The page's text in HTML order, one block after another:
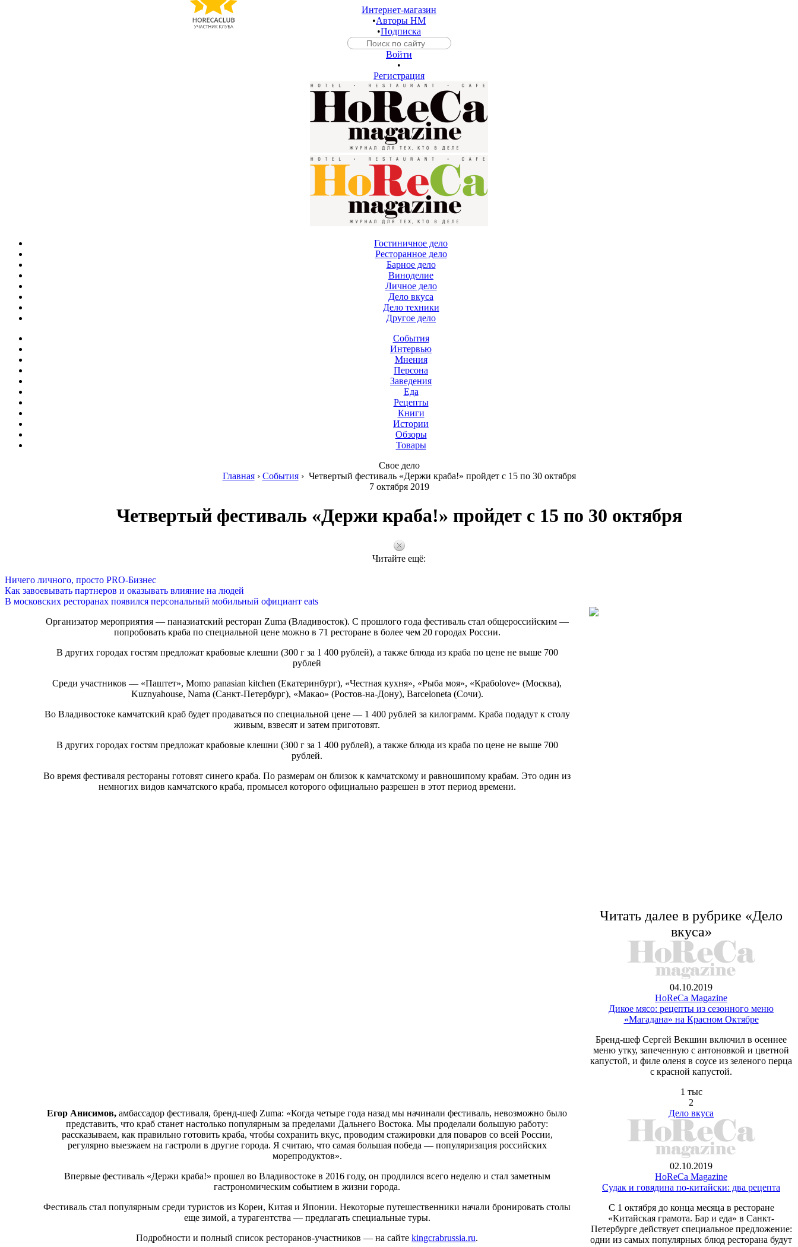
Интернет-магазин
•Авторы HM
•Подписка
Войти
•
Регистрация
Гостиничное дело
Ресторанное дело
Барное дело
Виноделие
Личное дело
Дело вкуса
Дело техники
Другое дело
События
Интервью
Мнения
Персона
Заведения
Еда
Рецепты
Книги
Истории
Обзоры
Товары
Свое дело
Главная› События› Четвертый фестиваль «Держи краба!» пройдет с 15 по 30 октября
7 октября 2019
Четвертый фестиваль «Держи краба!» пройдет с 15 по 30 октября
Читайте ещё:
Ничего личного, просто PRO-Бизнес
Как завоевывать партнеров и оказывать влияние на людей
В московских ресторанах появился персональный мобильный официант eats
Организатор мероприятия — паназиатский ресторан Zuma (Владивосток). С прошлого года фестиваль стал общероссийским —
попробовать краба по специальной цене можно в 71 ресторане в более чем 20 городах России.
В других городах гостям предложат крабовые клешни (300 г за 1 400 рублей), а также блюда из краба по цене не выше 700
рублей
Среди участников — «Паштет», Momo panasian kitchen (Екатеринбург), «Честная кухня», «Рыба моя», «Крабоlove» (Москва),
Kuznyahouse, Nama (Санкт-Петербург), «Макао» (Ростов-на-Дону), Barceloneta (Сочи).
Во Владивостоке камчатский краб будет продаваться по специальной цене — 1 400 рублей за килограмм. Краба подадут к столу
живым, взвесят и затем приготовят.
В других городах гостям предложат крабовые клешни (300 г за 1 400 рублей), а также блюда из краба по цене не выше 700
рублей.
Во время фестиваля рестораны готовят синего краба. По размерам он близок к камчатскому и равношипому крабам. Это один из
немногих видов камчатского краба, промысел которого официально разрешен в этот период времени.
Егор Анисимов, амбассадор фестиваля, бренд-шеф Zuma: «Когда четыре года назад мы начинали фестиваль, невозможно было
представить, что краб станет настолько популярным за пределами Дальнего Востока. Мы проделали большую работу:
рассказываем, как правильно готовить краба, чтобы сохранить вкус, проводим стажировки для поваров со всей России,
регулярно выезжаем на гастроли в другие города. Я считаю, что самая большая победа — популяризация российских
морепродуктов».
Впервые фестиваль «Держи краба!» прошел во Владивостоке в 2016 году, он продлился всего неделю и стал заметным
гастрономическим событием в жизни города.
Фестиваль стал популярным среди туристов из Кореи, Китая и Японии. Некоторые путешественники начали бронировать столы
еще зимой, а турагентства — предлагать специальные туры.
Подробности и полный список ресторанов-участников — на сайте kingcrabrussia.ru.
Читать далее в рубрике «Дело
вкуса»
04.10.2019
HoReCa Magazine
Дикое мясо: рецепты из сезонного меню
«Магадана» на Красном Октябре
Бренд-шеф Сергей Векшин включил в осеннее
меню утку, запеченную с антоновкой и цветной
капустой, и филе оленя в соусе из зеленого перца
с красной капустой.
1 тыс
2
Дело вкуса
02.10.2019
HoReCa Magazine
Судак и говядина по-китайски: два рецепта
С 1 октября до конца месяца в ресторане
«Китайская грамота. Бар и еда» в Санкт-
Петербурге действует специальное предложение:
одни из самых популярных блюд ресторана будут